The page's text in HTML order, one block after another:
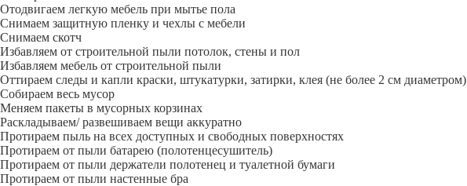
Отодвигаем легкую мебель при мытье пола
Снимаем защитную пленку и чехлы с мебели
Снимаем скотч
Избавляем от строительной пыли потолок, стены и пол
Избавляем мебель от строительной пыли
Оттираем следы и капли краски, штукатурки, затирки, клея (не более 2 см диаметром)
Собираем весь мусор
Меняем пакеты в мусорных корзинах
Раскладываем/ развешиваем вещи аккуратно
Протираем пыль на всех доступных и свободных поверхностях
Протираем от пыли батарею (полотенцесушитель)
Протираем от пыли держатели полотенец и туалетной бумаги
Протираем от пыли настенные бра